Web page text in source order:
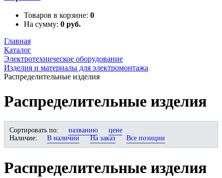
Товаров в корзине: 0
На сумму: 0 руб.
Главная
Каталог
Электротехническое оборудование
Изделия и материалы для электромонтажа
Распределительные изделия
Распределительные изделия
Сортировать по: названию
цене
Наличие: В наличии На заказ Все позиции
Распределительные изделия